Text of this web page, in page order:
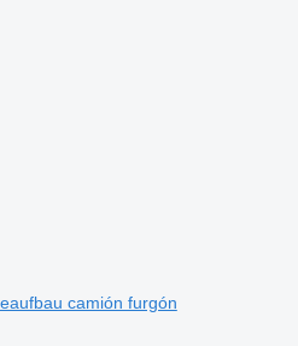
camión furgón